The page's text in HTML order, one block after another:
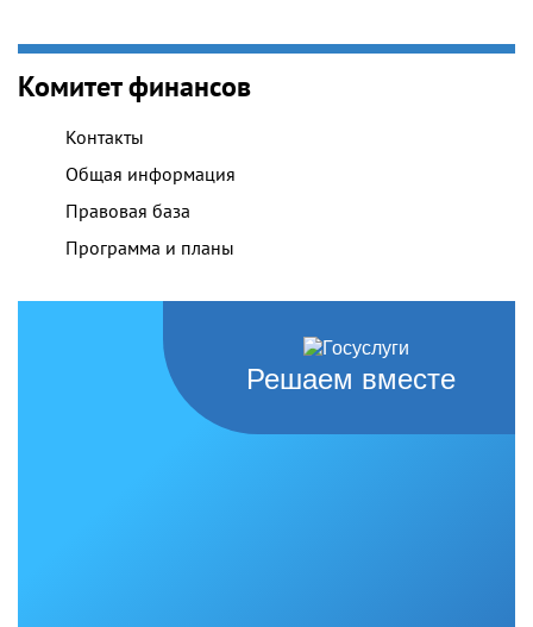
Комитет финансов
Контакты
Общая информация
Правовая база
Программа и планы
Решаем вместе